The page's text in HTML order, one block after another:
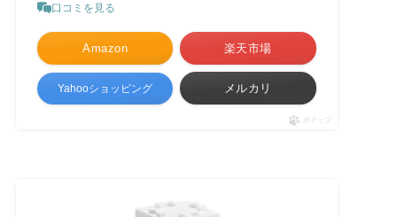
口コミを見る
Amazon 楽天市場
Yahooショッピング メルカリ
ポチップ